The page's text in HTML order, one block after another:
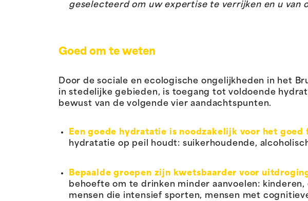
geselecteerd om uw expertise te verrijken en u van
Goed om te weten
Door de sociale en ecologische ongelijkheden in het
in stedelijke gebieden, is toegang tot voldoende
bewust van de volgende vier aandachtspunten.
Een goede hydratatie is noodzakelijk voor het
hydratatie op peil houdt: suikerhoudende,
Bepaalde groepen zijn kwetsbaarder voor
behoefte om te drinken minder aanvoelen:
mensen die intensief sporten, mensen met